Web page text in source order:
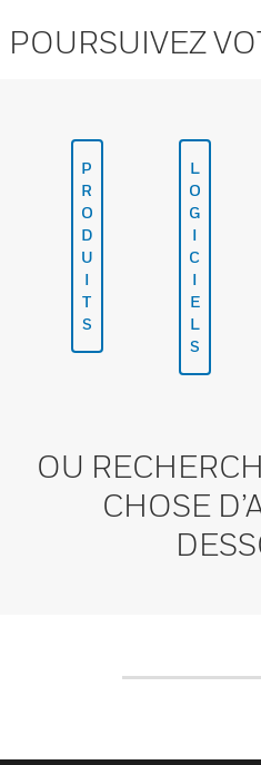
POURSUIVEZ
P
R
O
D
U
I
T
S
L
O
G
I
C
I
E
L
S
OU
CHOSE